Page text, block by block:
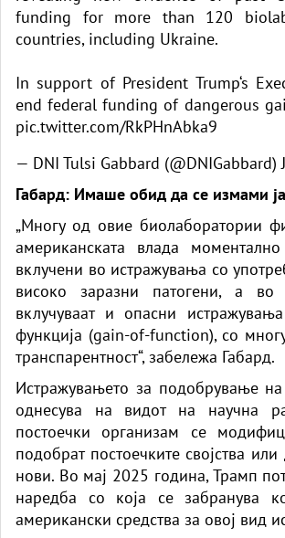
funding for more than 120
countries, including Ukraine.
In support of President Trump‘s
end federal funding of dangerous
pic.twitter.com/RkPHnAbka9
— DNI Tulsi Gabbard (@DNIGabbard)
Габард: Имаше обид да се измами
„Многу од овие биолаборатории
американската влада
вклучени во истражувања со
високо заразни патогени, а во
вклучуваат и опасни
функција (gain-of-function), со
транспарентност“, забележа Габард.
Истражувањето за подобрување на
однесува на видот на научна
постоечки организам се
подобрат постоечките својства
нови. Во мај 2025 година, Трамп
наредба со која се забранува
американски средства за овој вид